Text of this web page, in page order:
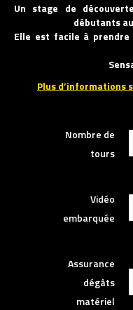
Un stage de
débutants
Elle est facile à
Plus d’informations
Nombre de
tours
Vidéo
embarquée
Assurance
dégâts
matériel